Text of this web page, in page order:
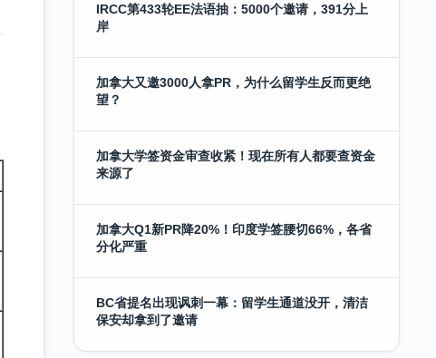
IRCC第433轮EE法语抽：5000个邀请，391分上
岸
加拿大又邀3000人拿PR，为什么留学生反而更绝
望？
加拿大学签资金审查收紧！现在所有人都要查资金
来源了
加拿大Q1新PR降20%！印度学签腰切66%，各省
分化严重
BC省提名出现讽刺一幕：留学生通道没开，清洁
保安却拿到了邀请